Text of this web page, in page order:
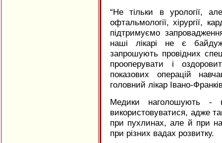
“Не тільки в урології,
офтальмології, хірургії,
підтримуємо
наші лікарі не є
запрошують провідних
прооперувати і
показових операцій
головний лікар Івано-
Медики наголошують -
використовуватися, адже
при пухлинах, але й при
при різних вадах розвитку.